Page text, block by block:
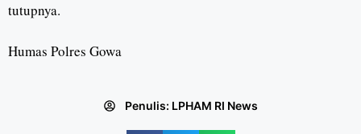
tutupnya.
Humas Polres Gowa
Penulis: LPHAM RI News